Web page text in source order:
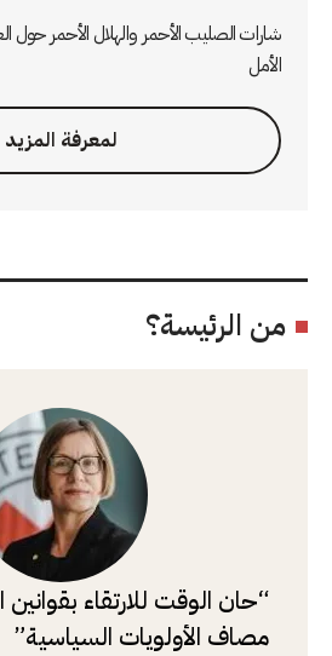
شارات الصليب الأحمر والهلال الأحمر حول
الأمل
لمعرفة المزيد
من الرئيسة؟
حان الوقت للارتقاء
مصاف الأولويات السياسية